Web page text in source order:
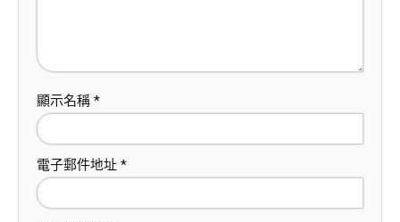
顯示名稱 *
電子郵件地址 *